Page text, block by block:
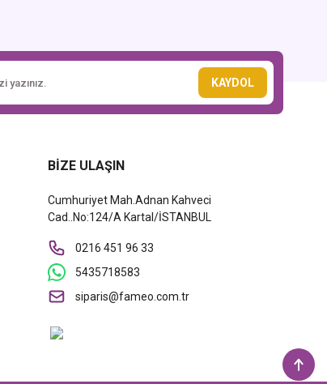
KAYDOL
BİZE ULAŞIN
Cumhuriyet Mah.Adnan Kahveci
Cad..No:124/A Kartal/İSTANBUL
0216 451 96 33
5435718583
siparis@fameo.com.tr